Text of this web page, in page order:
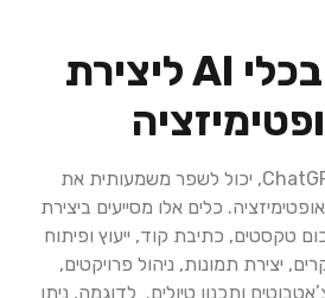
ליצירת
שימוש בכלי AI, כגון ChatGPT, יכול לשפר משמעותית את
כלים אלו מסייעים ביצירת
טקסטים, כתיבת קוד, ייעוץ ופיתוח
יצירת תמונות, ניהול פרויקטים,
ותכנון טיולים. ​ לדוגמה, ניתן